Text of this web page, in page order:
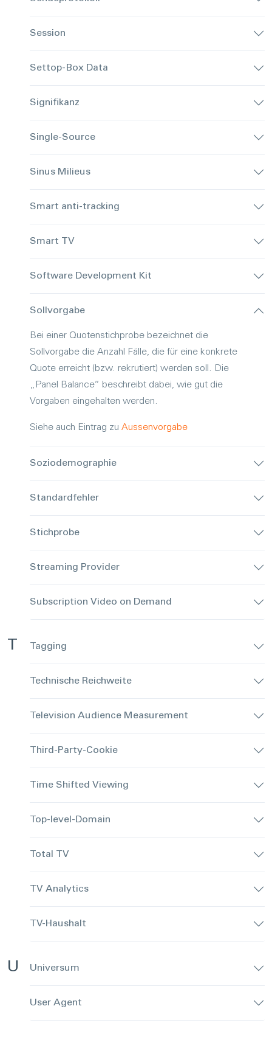
Session
Settop-Box Data
Signifikanz
Single-Source
Sinus Milieus
Smart anti-tracking
Smart TV
Software Development Kit
Sollvorgabe
Bei einer Quotenstichprobe bezeichnet die
Sollvorgabe die Anzahl Fälle, die für eine konkrete
Quote erreicht (bzw. rekrutiert) werden soll. Die
„Panel Balance“ beschreibt dabei, wie gut die
Vorgaben eingehalten werden.
Siehe auch Eintrag zuAussenvorgabe
Soziodemographie
Standardfehler
Stichprobe
Streaming Provider
Subscription Video on Demand
T Tagging
Technische Reichweite
Television Audience Measurement
Third-Party-Cookie
Time Shifted Viewing
Top-level-Domain
Total TV
TV Analytics
TV-Haushalt
U Universum
User Agent